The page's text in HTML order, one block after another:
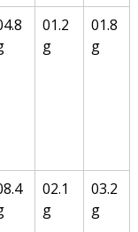
01.2
g
01.8
g
02.1
g
03.2
g